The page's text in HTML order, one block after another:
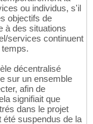
ou individus, s'il
objectifs de
à des situations
services continuent
décentralisé
sur un ensemble
afin de
signifiait que
dans le projet
été suspendus de la